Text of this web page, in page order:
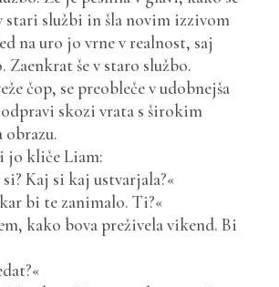
stari službi in šla novim izzivom
na uro jo vrne v realnost, saj
Zaenkrat še v staro službo.
čop, se preobleče v udobnejša
skozi vrata s širokim
obrazu.
jo kliče Liam:
Kaj si kaj ustvarjala?«
bi te zanimalo. Ti?«
kako bova preživela vikend. Bi